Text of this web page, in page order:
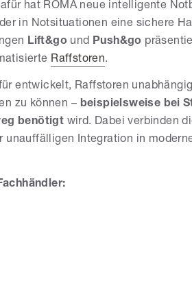
hat ROMA neue intelligente
in Notsituationen eine sichere
Lift&go und Push&go
Raffstoren.
entwickelt, Raffstoren
zu können – beispielsweise bei
benötigt wird. Dabei verbinden
unauffälligen Integration in